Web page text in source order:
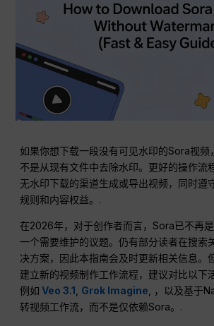
如果你想下载一段没有可见水印的Sora视频
不是从现有文件中去除水印。更好的操作流
无水印下载的渠道生成或导出视频，同时遵
规则和内容权益。.
在2026年，对于创作者而言，Sora已不再
一个需要维护的议题。仍有部分读者在搜索
决方案，因此本指南会及时更新相关信息。
建立新的视频制作工作流程，建议对比以下
例如 Veo 3.1 Grok Imagine , ，以及基于
转视频工作流，而不是仅依赖Sora。.